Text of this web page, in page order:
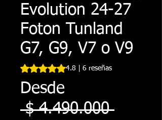
Evolution 24-27
Foton Tunland
G7, G9, V7 o V9
Según 6 reseñas, la calificación es de
4.8 | 6 reseñas
Desde
$ 4.490.000 Precio